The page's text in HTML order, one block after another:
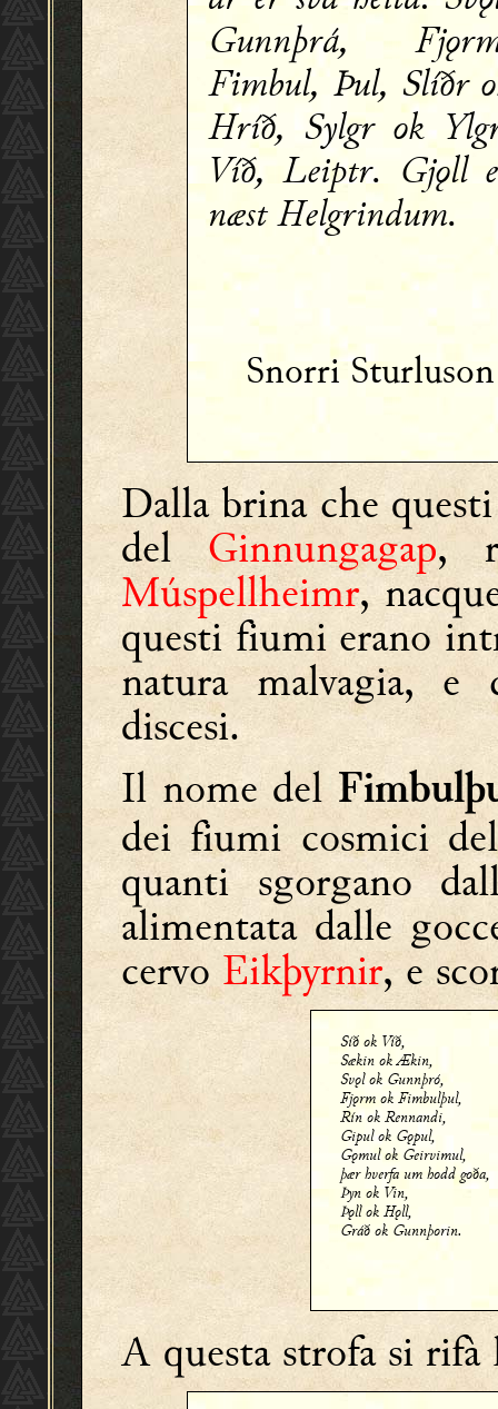
Gunnþrá,
Fimbul, Þul, Slíðr
Hríð, Sylgr ok
Víð, Leiptr. Gjǫll
næst Helgrindum.
Snorri
Dalla brina che
delGinnungagap,
Múspellheimr,
questi fiumi erano
natura malvagia,
discesi.
Il nome del
dei fiumi cosmici
quanti sgorgano
alimentata dalle
cervoEikþyrnir, e
Síð ok Víð,
Sækin ok Ækin,
Svǫl ok Gunnþró,
Fjǫrm ok Fimbulþul,
Rín ok Rennandi,
Gipul ok Gǫpul,
Gǫmul ok Geirvimul,
þær hverfa um hodd goða,
Þyn ok Vin,
Þǫll ok Hǫll,
Gráð ok Gunnþorin.
A questa strofa si